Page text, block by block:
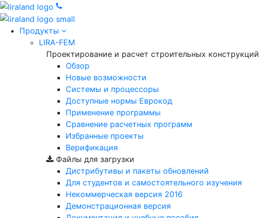
Продукты
LIRA-FEM
Проектирование и расчет строительных конструкций
Обзор
Новые возможности
Cистемы и процессоры
Доступные нормы Еврокод
Применение программы
Сравнение расчетных программ
Избранные проекты
Верификация
Файлы для загрузки
Дистрибутивы и пакеты обновлений
Для студентов и самостоятельного изучения
Некоммерческая версия 2016
Демонстрационная версия